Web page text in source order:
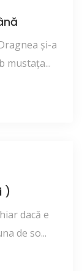
şi-a
mustaţa...
)
dacă e
de so...